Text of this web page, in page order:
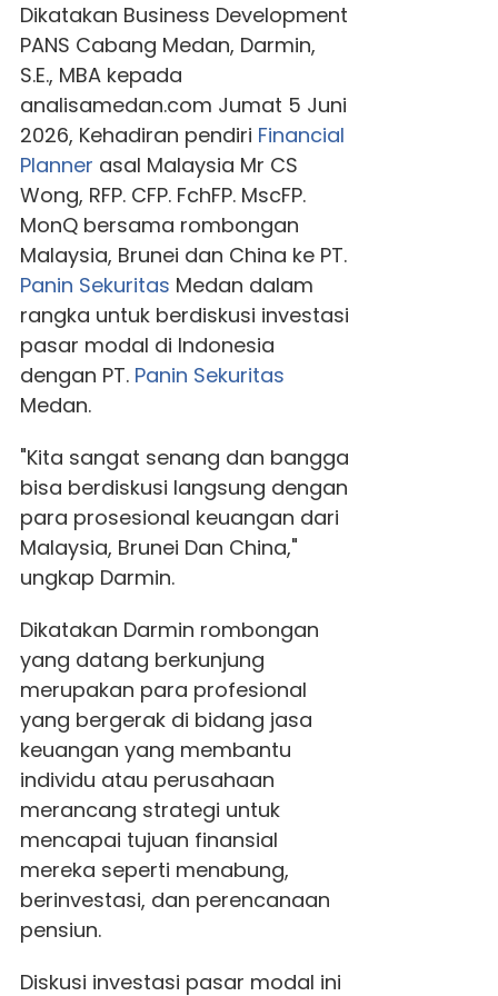
Dikatakan Business Development
PANS Cabang Medan, Darmin,
S.E., MBA kepada
analisamedan.com Jumat 5 Juni
2026, Kehadiran pendiri Financial
Planner asal Malaysia Mr CS
Wong, RFP. CFP. FchFP. MscFP.
MonQ bersama rombongan
Malaysia, Brunei dan China ke PT.
Panin Sekuritas Medan dalam
rangka untuk berdiskusi investasi
pasar modal di Indonesia
dengan PT. Panin Sekuritas
Medan.
"Kita sangat senang dan bangga
bisa berdiskusi langsung dengan
para prosesional keuangan dari
Malaysia, Brunei Dan China,"
ungkap Darmin.
Dikatakan Darmin rombongan
yang datang berkunjung
merupakan para profesional
yang bergerak di bidang jasa
keuangan yang membantu
individu atau perusahaan
merancang strategi untuk
mencapai tujuan finansial
mereka seperti menabung,
berinvestasi, dan perencanaan
pensiun.
Diskusi investasi pasar modal ini